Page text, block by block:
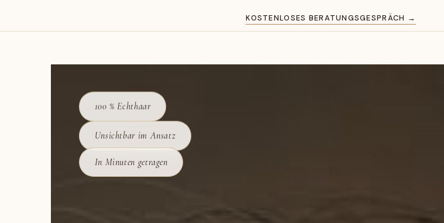
KOSTENLOSES BERATUNGSGESPRÄCH →
100 % Echthaar
Unsichtbar im Ansatz
In Minuten getragen